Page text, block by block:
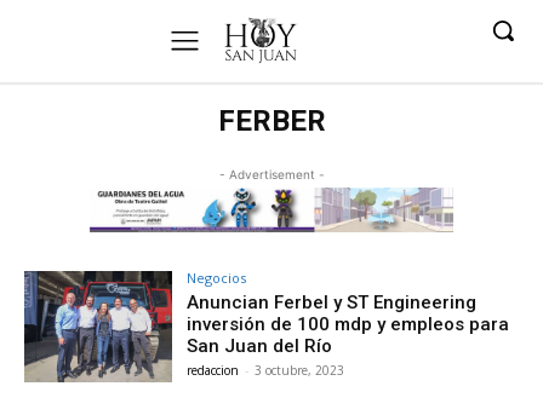
FERBER
- Advertisement -
Negocios
Anuncian Ferbel y ST Engineering
inversión de 100 mdp y empleos para
San Juan del Río
redaccion - 3 octubre, 2023